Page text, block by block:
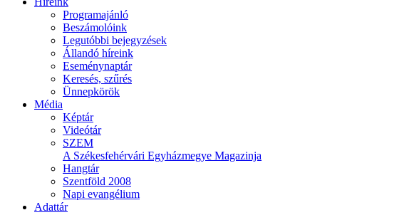
Programajánló
Beszámolóink
Legutóbbi bejegyzések
Állandó híreink
Eseménynaptár
Keresés, szűrés
Ünnepkörök
Média
Képtár
Videótár
SZEM
A Székesfehérvári Egyházmegye Magazinja
Hangtár
Szentföld 2008
Napi evangélium
Adattár